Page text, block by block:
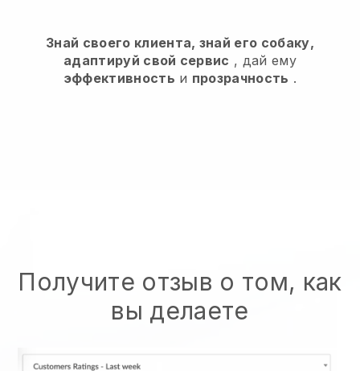
Знай своего клиента, знай его собаку,
адаптируй свой сервис , дай ему
эффективность и прозрачность .
Получите отзыв о том, как
вы делаете